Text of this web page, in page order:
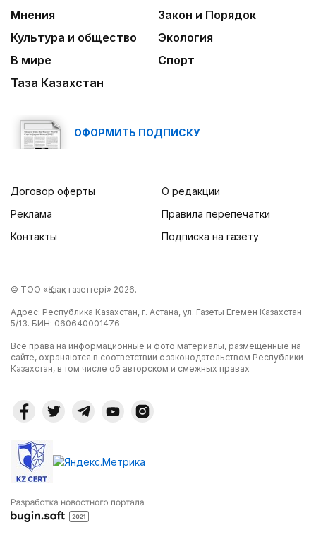
Мнения
Закон и Порядок
Культура и общество
Экология
В мире
Спорт
Таза Казахстан
ОФОРМИТЬ ПОДПИСКУ
Договор оферты
Реклама
Контакты
О редакции
Правила перепечатки
Подписка на газету
© ТОО «Қазақ газеттері» 2026.
Адрес: Республика Казахстан, г. Астана, ул. Газеты Егемен Казахстан
5/13. БИН: 060640001476
Все права на информационные и фото материалы, размещенные на
сайте, охраняются в соответствии с законодательством Республики
Казахстан, в том числе об авторском и смежных правах